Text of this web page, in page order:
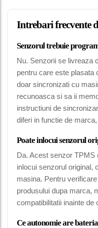
Intrebari frecvente
Senzorul trebuie
Nu. Senzorii se livreaza
pentru care este plasata
doar sincronizati cu
recunoasca si sa ii
instructiuni de
diferi in functie de
Poate inlocui senzorul
Da. Acest senzor TPMS
inlocui senzorul original,
masina. Pentru
produsului dupa marca,
compatibilitatii inainte de
Ce autonomie are